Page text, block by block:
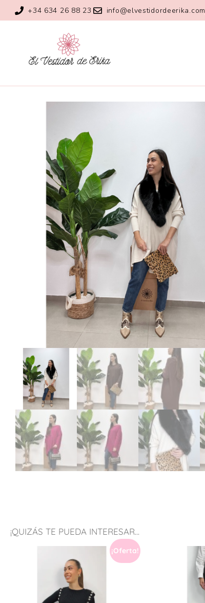
+34 634 26 88 23 info@elvestidordeerika.com
¡QUIZÁS TE PUEDA INTERESAR...
¡Oferta!